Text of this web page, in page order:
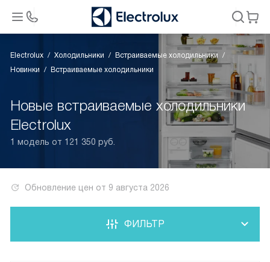
Electrolux Холодильники
Встраиваемые холодильники
Новинки
Встраиваемые холодильники
Новые встраиваемые холодильники
Electrolux
1 модель от 121 350 руб.
Обновление цен от 9 августа 2026
ФИЛЬТР